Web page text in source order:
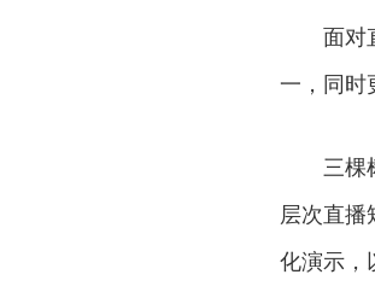
面对
一，同时
三棵
层次直
化演示，